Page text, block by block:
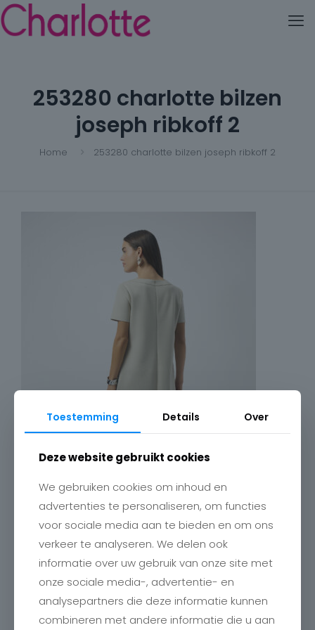
253280 charlotte bilzen
joseph ribkoff 2
Home 253280 charlotte bilzen joseph ribkoff 2
Toestemming Details Over
Deze website gebruikt cookies
We gebruiken cookies om inhoud en
advertenties te personaliseren, om functies
voor sociale media aan te bieden en om ons
verkeer te analyseren. We delen ook
informatie over uw gebruik van onze site met
onze sociale media-, advertentie- en
analysepartners die deze informatie kunnen
combineren met andere informatie die u aan